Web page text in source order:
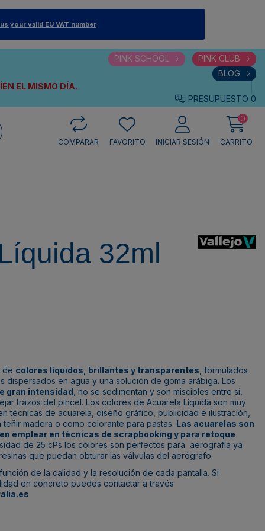
your valid EU VAT number
EL MISMO DÍA.
PINK SCHOOL
PINK CLUB
BLOG
PRESUPUESTO 0
COMPARAR
FAVORITO INICIAR SESIÓN
0
CARRITO
32ml
de colores líquidos, brillantes y transparentes , formulados
dispersados en agua y una solución de goma arábiga. Los
gran intensidad , no se sedimentan y son miscibles entre sí,
trazos del pincel. Los colores de Acuarela Líquida son muy
técnicas de acuarela, diseño gráfico, publicidad e ilustración,
madera o como colorante para pastas. Las acuarelas son
emplear en técnicas de scrapbooking y para retoque
de 25 cPs los colores son perfectos para aerografía ya
que puedan obturar las válvulas del aerógrafo.
de la calidad y la resolución de cada pantalla. Si
en concreto puedes contactar a través